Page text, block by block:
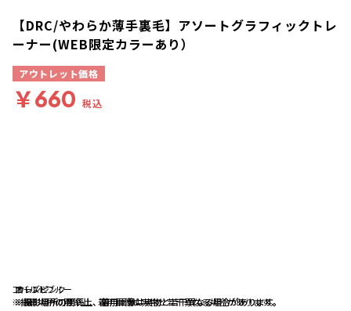
コバルトブルー
※撮影場所の関係上、着用画像は実物と若干異なる場合があります。
オレンジ
※撮影場所の関係上、着用画像は実物と若干異なる場合があります。
ローズピンク
※撮影場所の関係上、着用画像は実物と若干異なる場合があります。
【DRC/やわらか薄手裏毛】アソートグラフィックトレ
ーナー(WEB限定カラーあり）
アウトレット価格
￥660 税込